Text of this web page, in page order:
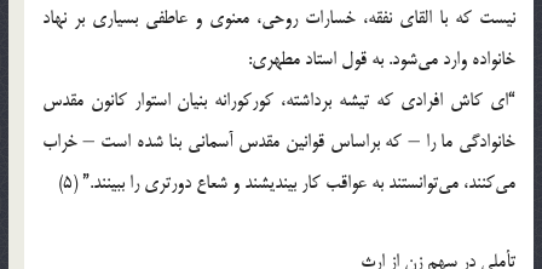
نیست که با القای نفقه، خسارات روحی، معنوی و عاطفی بسیاری بر نهاد
خانواده وارد می‌شود. به قول استاد مطهری:
“ای کاش افرادی که تیشه برداشته، کورکورانه بنیان استوار کانون مقدس
خانوادگی ما را – که براساس قوانین مقدس آسمانی بنا شده است – خراب
می‌کنند، می‌توانستند به عواقب کار بیندیشند و شعاع دورتری را ببینند.” (5)
تأملی در سهم زن از ارث